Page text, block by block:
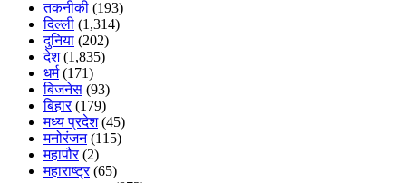
तकनीकी (193)
दिल्ली (1,314)
दुनिया (202)
देश(1,835)
धर्म(171)
बिजनेस (93)
बिहार(179)
मध्य प्रदेश(45)
मनोरंजन(115)
महापौर(2)
महाराष्ट्र(65)